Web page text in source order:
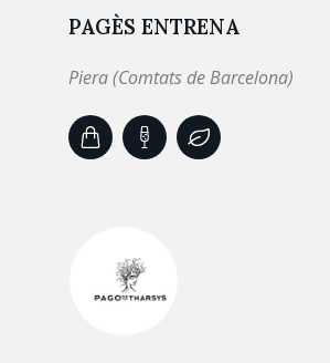
PAGÈS ENTRENA
Piera (Comtats de Barcelona)